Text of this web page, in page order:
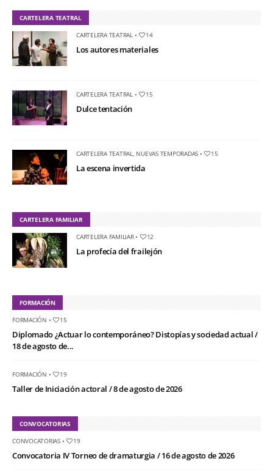
CARTELERA TEATRAL
CARTELERA TEATRAL• 14
Los autores materiales
CARTELERA TEATRAL• 15
Dulce tentación
CARTELERA TEATRAL, NUEVAS TEMPORADAS • 15
La escena invertida
CARTELERA FAMILIAR
CARTELERA FAMILIAR• 12
La profecía del frailejón
FORMACIÓN
FORMACIÓN • 15
Diplomado ¿Actuar lo contemporáneo? Distopías y sociedad actual /
18 de agosto de...
FORMACIÓN • 19
Taller de Iniciación actoral / 8 de agosto de 2026
CONVOCATORIAS
CONVOCATORIAS• 19
Convocatoria IV Torneo de dramaturgia / 16 de agosto de 2026